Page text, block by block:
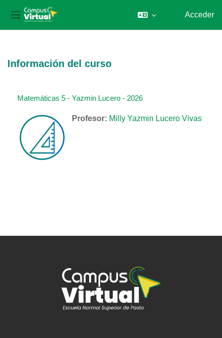
Panel lateral
Acceder
Información del curso
Matemáticas 5 - Yazmin Lucero - 2026
Profesor: Milly Yazmin Lucero Vivas